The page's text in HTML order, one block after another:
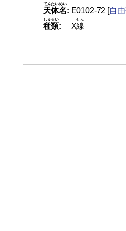
天体名
てんたいめい
: E0102-72 [自
種類
しゅるい
: X線
せん